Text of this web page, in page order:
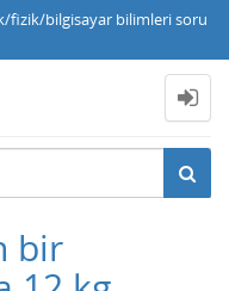
fizik/bilgisayar bilimleri soru
bir